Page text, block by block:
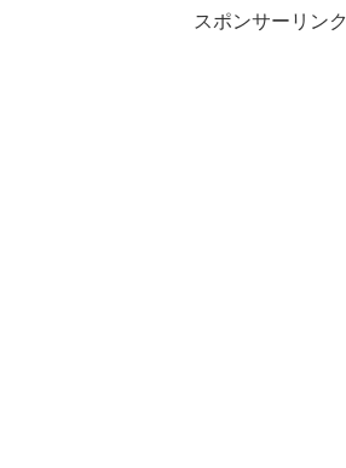
スポンサーリンク